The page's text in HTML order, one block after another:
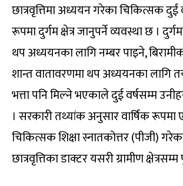
छात्रवृत्तिमा अध्ययन गरेका चिकित्सक दुई
रूपमा दुर्गम क्षेत्र जानुपर्ने व्यवस्था छ ।
थप अध्ययनका लागि नम्बर पाइने,
शान्त वातावरणमा थप अध्ययनका लागि
भत्ता पनि मिल्ने भएकाले दुई वर्षसम्म
। सरकारी तथ्यांक अनुसार वार्षिक रूपमा
चिकित्सक शिक्षा स्नातकोत्तर (पीजी)
छात्रवृत्तिका डाक्टर यसरी ग्रामीण